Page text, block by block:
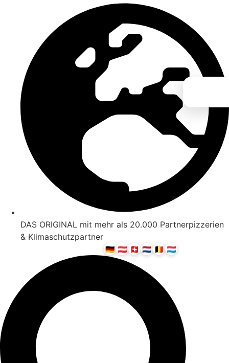
DAS ORIGINAL mit mehr als 20.000 Partnerpizzerien
& Klimaschutzpartner
🇩🇪 🇦🇹 🇨🇭 🇳🇱 🇧🇪 🇱🇺